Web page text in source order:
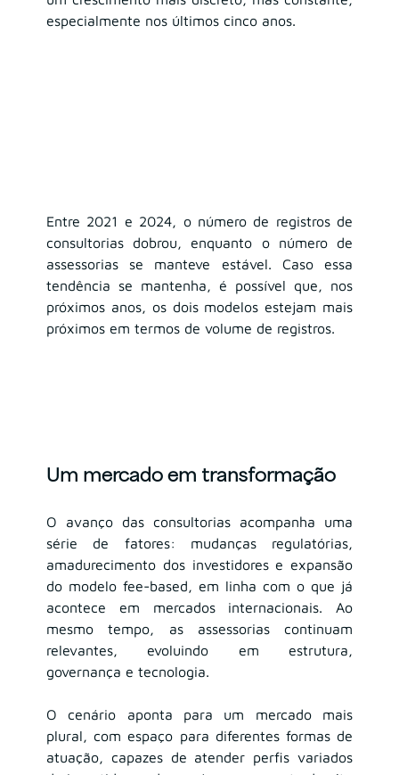
especialmente nos últimos cinco anos.
Entre 2021 e 2024, o número de registros de
consultorias dobrou, enquanto o número de
assessorias se manteve estável. Caso essa
tendência se mantenha, é possível que, nos
próximos anos, os dois modelos estejam mais
próximos em termos de volume de registros.
Um mercado em transformação
O avanço das consultorias acompanha uma
série de fatores: mudanças regulatórias,
amadurecimento dos investidores e expansão
do modelo fee-based, em linha com o que já
acontece em mercados internacionais. Ao
mesmo tempo, as assessorias continuam
relevantes, evoluindo em estrutura,
governança e tecnologia.
O cenário aponta para um mercado mais
plural, com espaço para diferentes formas de
atuação, capazes de atender perfis variados